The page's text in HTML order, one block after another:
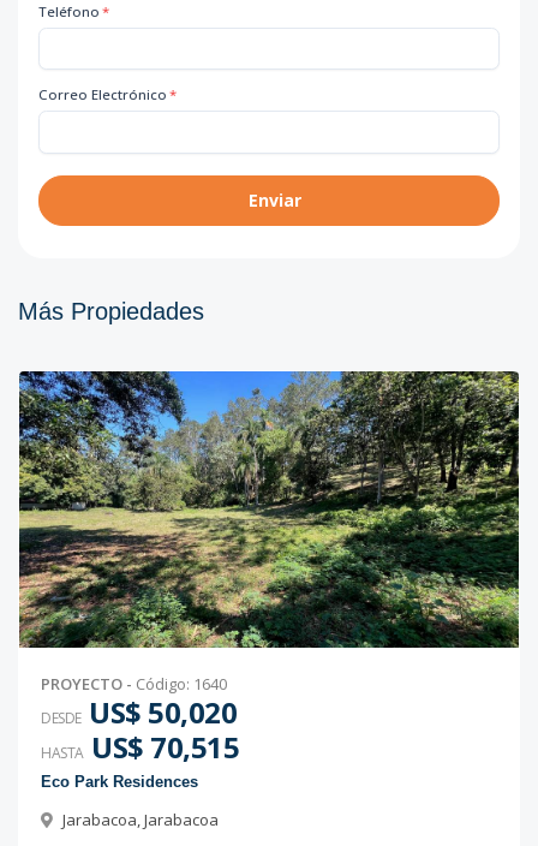
Teléfono *
Correo Electrónico *
Enviar
Más Propiedades
PROYECTO - Código: 1640
DESDE US$ 50,020
HASTA US$ 70,515
Eco Park Residences
Jarabacoa,Jarabacoa